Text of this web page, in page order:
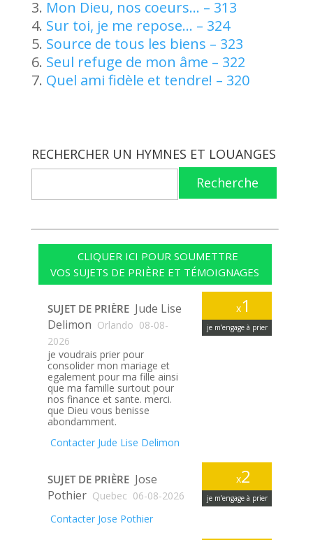
Mon Dieu, nos coeurs… – 313
Sur toi, je me repose… – 324
Source de tous les biens – 323
Seul refuge de mon âme – 322
Quel ami fidèle et tendre! – 320
RECHERCHER UN HYMNES ET LOUANGES
Recherche
CLIQUER ICI POUR SOUMETTRE
VOS SUJETS DE PRIÈRE ET TÉMOIGNAGES
x1
je m’engage à prier
SUJET DE PRIÈRE Jude Lise
Delimon Orlando 08-08-
2026
je voudrais prier pour
consolider mon mariage et
egalement pour ma fille ainsi
que ma famille surtout pour
nos finance et sante. merci.
que Dieu vous benisse
abondamment.
Contacter Jude Lise Delimon
x2
je m’engage à prier
SUJET DE PRIÈRE Jose
Pothier Quebec 06-08-2026
Contacter Jose Pothier